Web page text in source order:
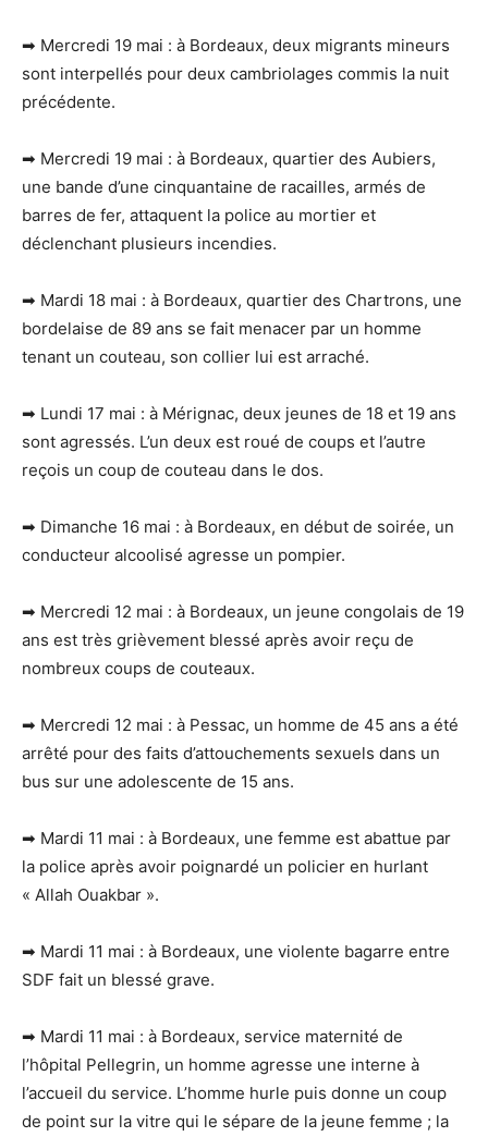
➡ Mercredi 19 mai : à Bordeaux, deux migrants mineurs
sont interpellés pour deux cambriolages commis la nuit
précédente.
➡ Mercredi 19 mai : à Bordeaux, quartier des Aubiers,
une bande d’une cinquantaine de racailles, armés de
barres de fer, attaquent la police au mortier et
déclenchant plusieurs incendies.
➡ Mardi 18 mai : à Bordeaux, quartier des Chartrons, une
bordelaise de 89 ans se fait menacer par un homme
tenant un couteau, son collier lui est arraché.
➡ Lundi 17 mai : à Mérignac, deux jeunes de 18 et 19 ans
sont agressés. L’un deux est roué de coups et l’autre
reçois un coup de couteau dans le dos.
➡ Dimanche 16 mai : à Bordeaux, en début de soirée, un
conducteur alcoolisé agresse un pompier.
➡ Mercredi 12 mai : à Bordeaux, un jeune congolais de 19
ans est très grièvement blessé après avoir reçu de
nombreux coups de couteaux.
➡ Mercredi 12 mai : à Pessac, un homme de 45 ans a été
arrêté pour des faits d’attouchements sexuels dans un
bus sur une adolescente de 15 ans.
➡ Mardi 11 mai : à Bordeaux, une femme est abattue par
la police après avoir poignardé un policier en hurlant
« Allah Ouakbar ».
➡ Mardi 11 mai : à Bordeaux, une violente bagarre entre
SDF fait un blessé grave.
➡ Mardi 11 mai : à Bordeaux, service maternité de
l’hôpital Pellegrin, un homme agresse une interne à
l’accueil du service. L’homme hurle puis donne un coup
de point sur la vitre qui le sépare de la jeune femme ; la